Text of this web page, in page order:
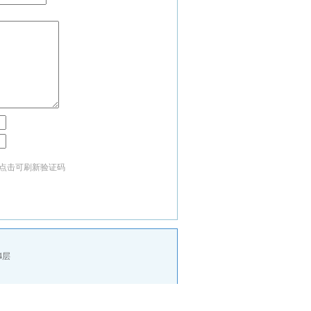
击可刷新验证码
层